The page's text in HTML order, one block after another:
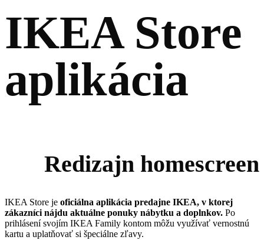
IKEA Store
aplikácia
Redizajn homescreen
IKEA Store je oficiálna aplikácia predajne IKEA, v ktorej
zákazníci nájdu aktuálne ponuky nábytku a doplnkov. Po
prihlásení svojím IKEA Family kontom môžu využívať vernostnú
kartu a uplatňovať si špeciálne zľavy.